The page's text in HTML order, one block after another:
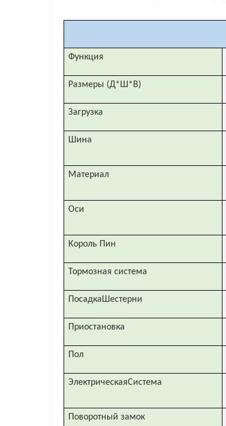
Функция
Размеры (Д*Ш*В)
Загрузка
Шина
Материал
Оси
Король Пин
Тормозная система
ПосадкаШестерни
Приостановка
Пол
ЭлектрическаяСистема
Поворотный замок